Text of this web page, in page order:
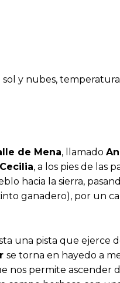
sol y nubes,
de Mena, llamado
, a los pies de las
hacia la sierra,
ganadero), por un
una pista que ejerce
se torna en hayedo a
nos permite ascender